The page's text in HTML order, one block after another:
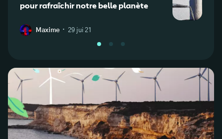
pour rafraîchir notre belle planète
Maxime · 29 jui 21